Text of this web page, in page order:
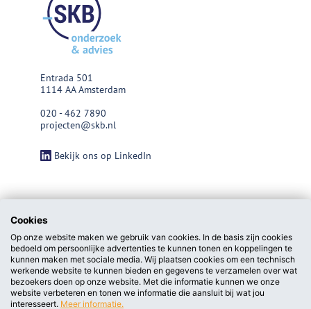
Entrada 501
1114 AA Amsterdam
020 - 462 7890
projecten@skb.nl
Bekijk ons op LinkedIn
Cookies
Op onze website maken we gebruik van cookies. In de basis zijn cookies
bedoeld om persoonlijke advertenties te kunnen tonen en koppelingen te
kunnen maken met sociale media. Wij plaatsen cookies om een technisch
werkende website te kunnen bieden en gegevens te verzamelen over wat
bezoekers doen op onze website. Met die informatie kunnen we onze
website verbeteren en tonen we informatie die aansluit bij wat jou
interesseert. Meer informatie.